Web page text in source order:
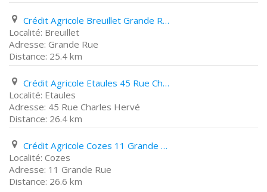
Crédit Agricole Breuillet Grande Rue
Breuillet
Grande Rue
25.4 km
Crédit Agricole Etaules 45 Rue Charles Hervé
Etaules
45 Rue Charles Hervé
26.4 km
Crédit Agricole Cozes 11 Grande Rue
Cozes
11 Grande Rue
26.6 km